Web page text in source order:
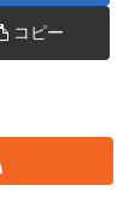
コピー